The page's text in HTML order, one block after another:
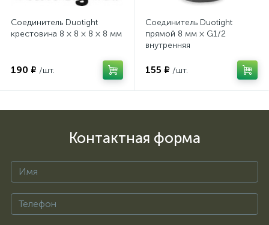
Соединитель Duotight
крестовина 8 × 8 × 8 × 8 мм
190 ₽ /шт.
Соединитель Duotight
прямой 8 мм × G1/2
внутренняя
155 ₽ /шт.
Контактная форма